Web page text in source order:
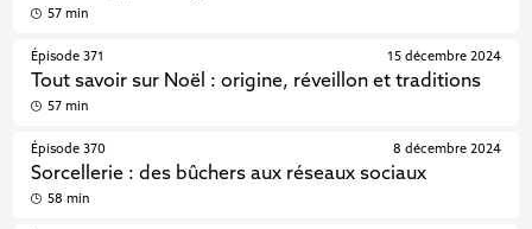
57 min
Épisode 371
Tout savoir sur Noël : origine, réveillon et traditions
15 décembre 2024
57 min
Épisode 370
Sorcellerie : des bûchers aux réseaux sociaux
8 décembre 2024
58 min